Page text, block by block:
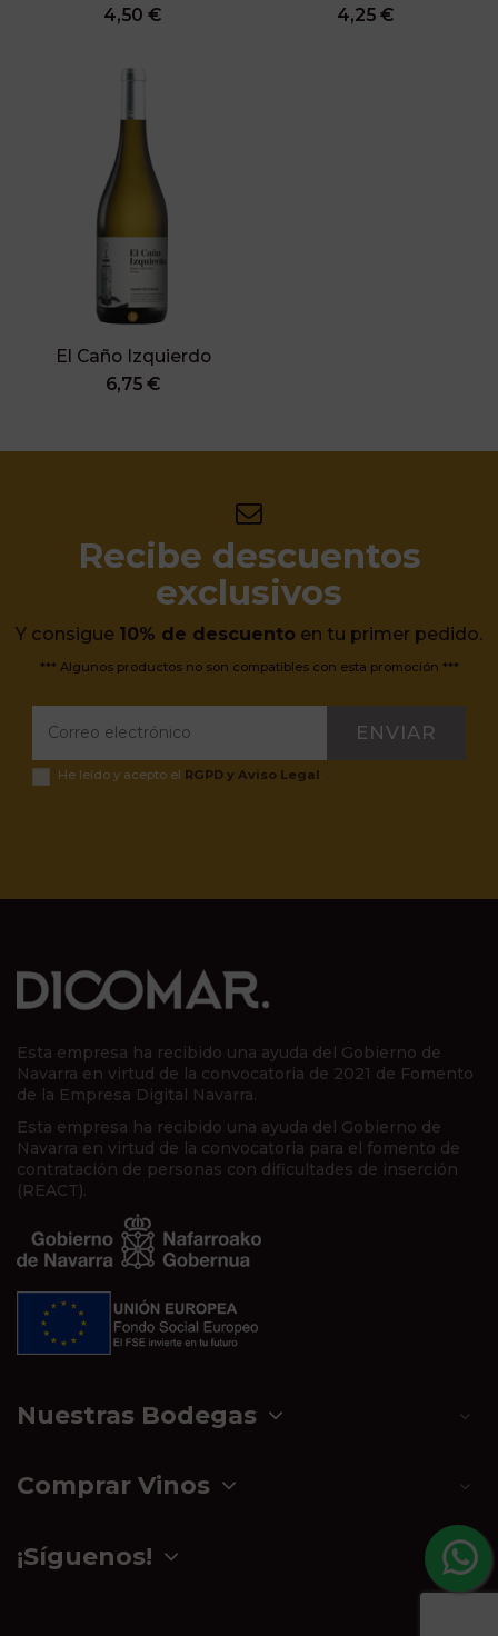
4,50 €
4,25 €
El Caño Izquierdo
6,75 €
Recibe descuentos
exclusivos
Y consigue 10% de descuento en tu primer pedido.
*** Algunos productos no son compatibles con esta promoción ***
ENVIAR
He leído y acepto el RGPD y Aviso Legal.
Esta empresa ha recibido una ayuda del Gobierno de
Navarra en virtud de la convocatoria de 2021 de Fomento
de la Empresa Digital Navarra.
Esta empresa ha recibido una ayuda del Gobierno de
Navarra en virtud de la convocatoria para el fomento de
contratación de personas con dificultades de inserción
(REACT).
Nuestras Bodegas
Comprar Vinos
¡Síguenos!